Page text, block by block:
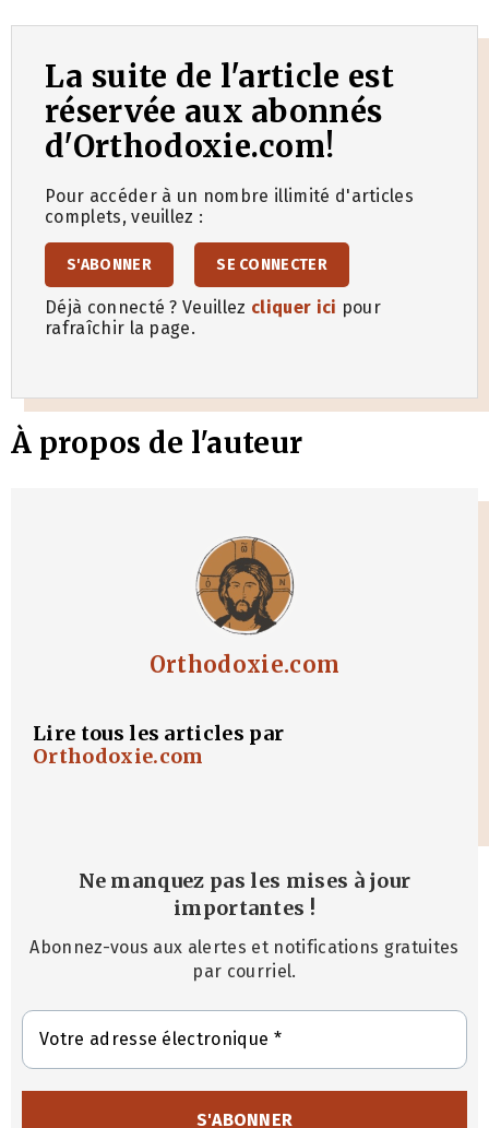
La suite de l'article est
réservée aux abonnés
d'Orthodoxie.com!
Pour accéder à un nombre illimité d'articles
complets, veuillez :
S'ABONNER SE CONNECTER
Déjà connecté ? Veuillez cliquer ici pour
rafraîchir la page.
À propos de l'auteur
Orthodoxie.com
Lire tous les articles par
Orthodoxie.com
Ne manquez pas les mises à jour
importantes !
Abonnez-vous aux alertes et notifications gratuites
par courriel.